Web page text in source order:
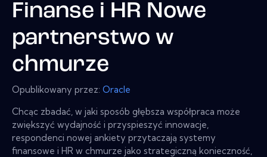
Finanse i HR Nowe
partnerstwo w
chmurze
Opublikowany przez: Oracle
Chcąc zbadać, w jaki sposób głębsza współpraca może
zwiększyć wydajność i przyspieszyć innowacje,
respondenci nowej ankiety przytaczają systemy
finansowe i HR w chmurze jako strategiczną konieczność,